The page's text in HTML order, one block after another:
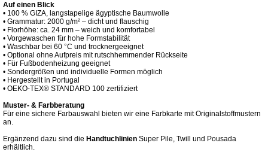
Auf einen Blick
• 100 % GIZA, langstapelige ägyptische Baumwolle
• Grammatur: 2000 g/m² – dicht und flauschig
• Florhöhe: ca. 24 mm – weich und komfortabel
• Vorgewaschen für hohe Formstabilität
• Waschbar bei 60 °C und trocknergeeignet
• Optional ohne Aufpreis mit rutschhemmender Rückseite
• Für Fußbodenheizung geeignet
• Sondergrößen und individuelle Formen möglich
• Hergestellt in Portugal
• OEKO-TEX® STANDARD 100 zertifiziert
Muster- & Farbberatung
Für eine sichere Farbauswahl bieten wir eine Farbkarte mit Originalstoffmustern
an.
Ergänzend dazu sind die Handtuchlinien Super Pile, Twill und Pousada
erhältlich.